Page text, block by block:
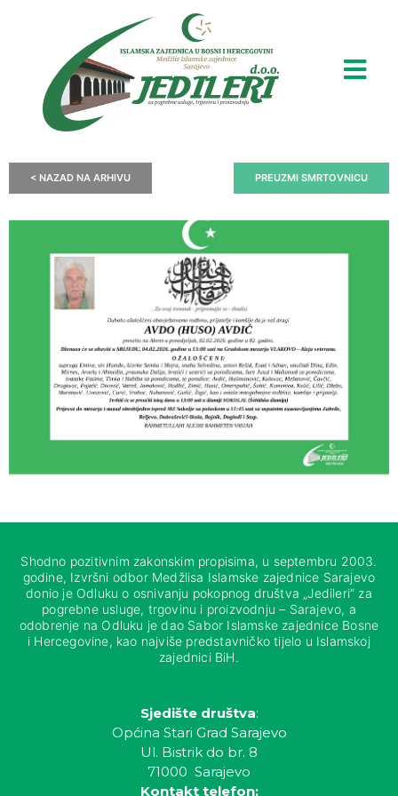
< NAZAD NA ARHIVU PREUZMI SMRTOVNICU
Shodno pozitivnim zakonskim propisima, u septembru 2003.
godine, Izvršni odbor Medžlisa Islamske zajednice Sarajevo
donio je Odluku o osnivanju pokopnog društva „Jedileri“ za
pogrebne usluge, trgovinu i proizvodnju – Sarajevo, a
odobrenje na Odluku je dao Sabor Islamske zajednice Bosne
i Hercegovine, kao najviše predstavničko tijelo u Islamskoj
zajednici BiH.
Sjedište društva:
Općina Stari Grad Sarajevo
Ul. Bistrik do br. 8
71000 Sarajevo
Kontakt telefon: